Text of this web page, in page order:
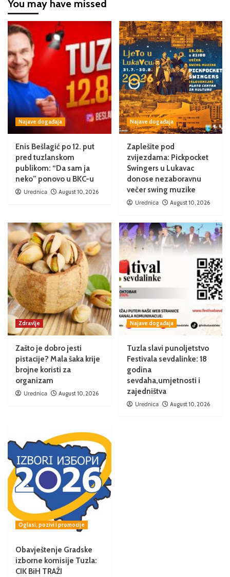
You may have missed
Najave događaja
Enis Bešlagić po 12. put
pred tuzlanskom
publikom: “Da sam ja
neko” ponovo u BKC-u
Urednica August 10, 2026
Najave događaja
Zaplešite pod
zvijezdama: Pickpocket
Swingers u Lukavac
donose nezaboravnu
večer swing muzike
Urednica August 10, 2026
Zdravlje
Zašto je dobro jesti
pistacije? Mala šaka krije
brojne koristi za
organizam
Urednica August 10, 2026
Najave događaja
Tuzla slavi punoljetstvo
Festivala sevdalinke: 18
godina
sevdaha,umjetnosti i
zajedništva
Urednica August 10, 2026
Oglasi, pozivi i promocije
Obavještenje Gradske
izborne komisije Tuzla:
CIK BiH TRAŽI